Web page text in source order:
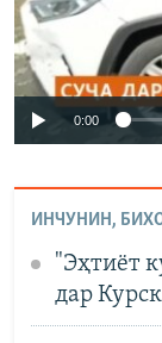
0:00
ИНЧУНИН,
"Эҳтиёт
дар